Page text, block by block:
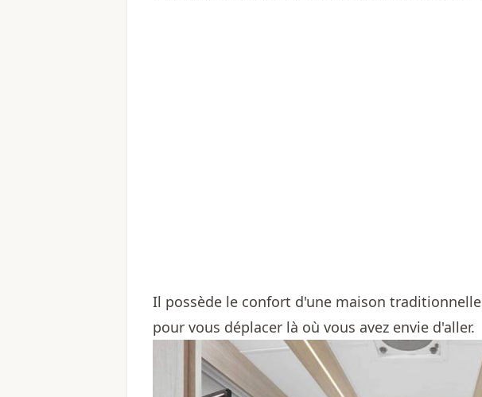
Il possède le confort d'une maison
pour vous déplacer là où vous avez envie d'aller.